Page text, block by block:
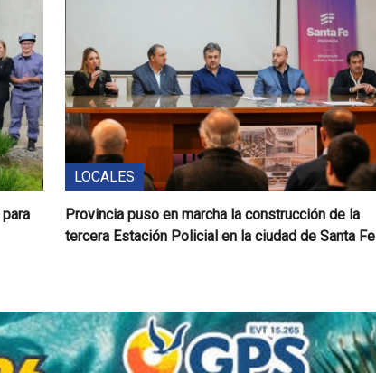
LOCALES
Provincia puso en marcha la construcción de la
tercera Estación Policial en la ciudad de Santa Fe